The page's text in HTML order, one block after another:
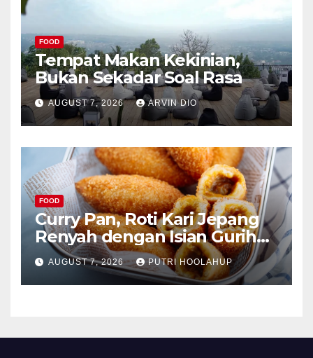
FOOD
Tempat Makan Kekinian,
Bukan Sekadar Soal Rasa
AUGUST 7, 2026 ARVIN DIO
FOOD
Curry Pan, Roti Kari Jepang
Renyah dengan Isian Gurih
Menggoda
AUGUST 7, 2026 PUTRI HOOLAHUP